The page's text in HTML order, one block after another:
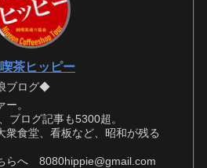
茶ヒッピー
ブログ◆
。
ブログ記事も5300超。
衆食堂、看板など、昭和が残る
らへ 8080hippie@gmail.com